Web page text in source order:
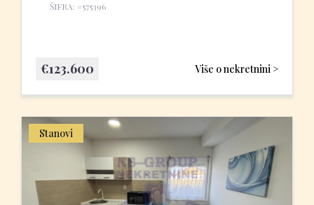
ŠIFRA: #575396
Više o nekretnini >
€123.600
Stanovi